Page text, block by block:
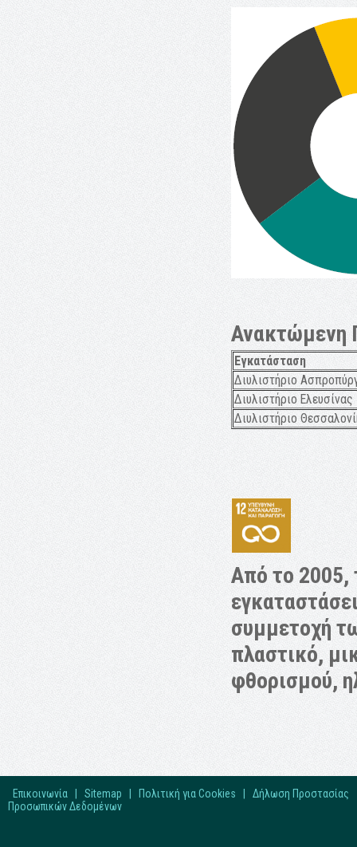
Ανακτώμενη
Εγκατάσταση
Διυλιστήριο
Διυλιστήριο Ελευσίνας
Διυλιστήριο
Από το 2005,
συμμετοχή
πλαστικό,
φθορισμού,
Επικοινωνία Sitemap Πολιτική για Cookies
Δήλωση Προστασίας
Προσωπικών Δεδομένων